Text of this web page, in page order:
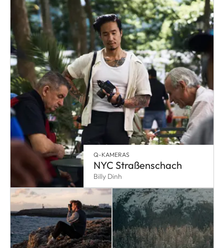
Q-KAMERAS
NYC Straßenschach
Billy Dinh